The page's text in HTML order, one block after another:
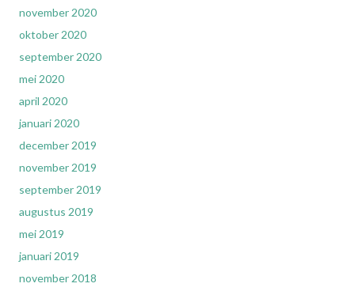
november 2020
oktober 2020
september 2020
mei 2020
april 2020
januari 2020
december 2019
november 2019
september 2019
augustus 2019
mei 2019
januari 2019
november 2018